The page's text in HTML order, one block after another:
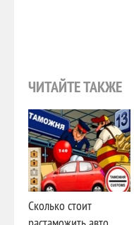
ЧИТАЙТЕ ТАКЖЕ
Cколько стоит